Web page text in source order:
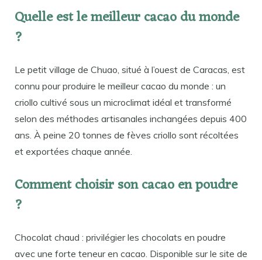
Quelle est le meilleur cacao du monde
?
Le petit village de Chuao, situé à l’ouest de Caracas, est
connu pour produire le meilleur cacao du monde : un
criollo cultivé sous un microclimat idéal et transformé
selon des méthodes artisanales inchangées depuis 400
ans. À peine 20 tonnes de fèves criollo sont récoltées
et exportées chaque année.
Comment choisir son cacao en poudre
?
Chocolat chaud : privilégier les chocolats en poudre
avec une forte teneur en cacao. Disponible sur le site de